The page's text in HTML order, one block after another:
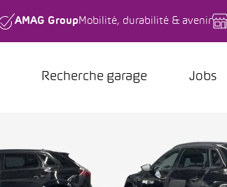
AMAG Group Mobilité, durabilité & avenir
Recherche garage Jobs